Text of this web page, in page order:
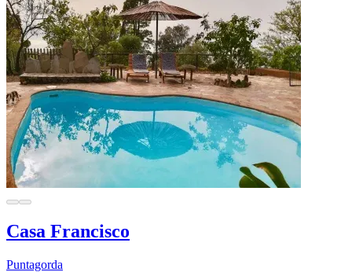
Casa Francisco
Puntagorda